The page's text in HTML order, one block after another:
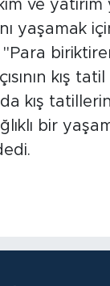
ve
yaşamak
kış tatil
kış
bir